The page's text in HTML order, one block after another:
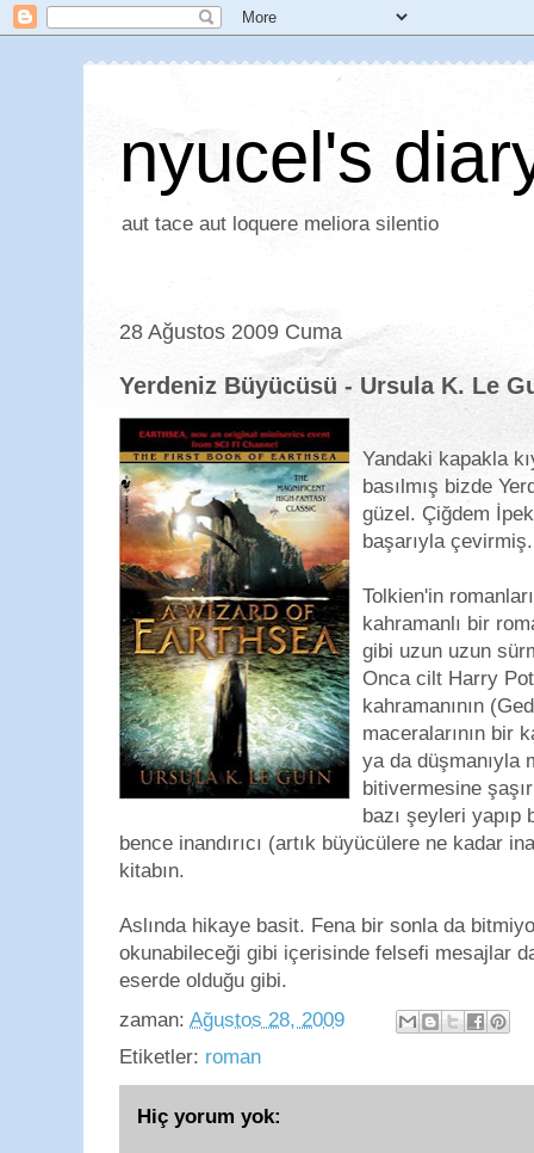
nyucel's
aut tace aut loquere meliora silentio
28 Ağustos 2009 Cuma
Yerdeniz Büyücüsü - Ursula K. Le
Yandaki kapakla
basılmış bizde
güzel. Çiğdem
başarıyla çevirmiş.
Tolkien'in
kahramanlı bir
gibi uzun uzun
Onca cilt Harry
kahramanının
maceralarının bir
ya da düşmanıyla
bitivermesine
bazı şeyleri yapıp
bence inandırıcı (artık büyücülere ne kadar
kitabın.
Aslında hikaye basit. Fena bir sonla da
okunabileceği gibi içerisinde felsefi mesajlar
eserde olduğu gibi.
zaman: Ağustos 28, 2009
Etiketler: roman
Hiç yorum yok: